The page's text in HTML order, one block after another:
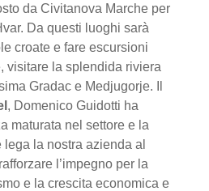
da Civitanova Marche per
Da questi luoghi sarà
croate e fare escursioni
visitare la splendida riviera
Gradac e Medjugorje. Il
, Domenico Guidotti ha
maturata nel settore e la
la nostra azienda al
l’impegno per la
e la crescita economica e